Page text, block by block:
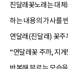
진달래꽃노래는 대
하는 내용의 가사를
연달래(진달래) 꽃주
“연달래꽃 주까, 지